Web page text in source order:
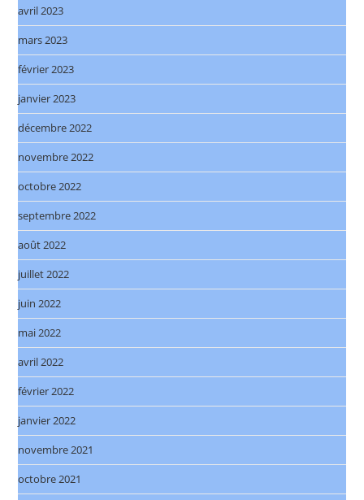
avril 2023
mars 2023
février 2023
janvier 2023
décembre 2022
novembre 2022
octobre 2022
septembre 2022
août 2022
juillet 2022
juin 2022
mai 2022
avril 2022
février 2022
janvier 2022
novembre 2021
octobre 2021